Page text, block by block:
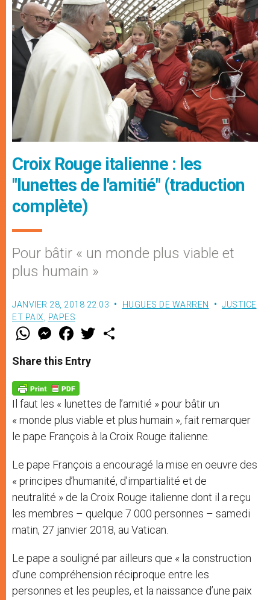
Croix Rouge italienne : les
"lunettes de l'amitié" (traduction
complète)
Pour bâtir « un monde plus viable et
plus humain »
JANVIER 28, 2018 22:03 HUGUES DE WARREN
JUSTICE
ET PAIX, PAPES
W
t
s
p
p
M
e
s
e
g
e
r
F
a
e
b
o
k
w
Share this Entry
Il faut les « lunettes de l’amitié » pour bâtir un
« monde plus viable et plus humain », fait remarquer
le pape François à la Croix Rouge italienne.
Le pape François a encouragé la mise en oeuvre des
« principes d’humanité, d’impartialité et de
neutralité » de la Croix Rouge italienne dont il a reçu
les membres – quelque 7 000 personnes – samedi
matin, 27 janvier 2018, au Vatican.
Le pape a souligné par ailleurs que « la construction
d’une compréhension réciproque entre les
personnes et les peuples, et la naissance d’une paix